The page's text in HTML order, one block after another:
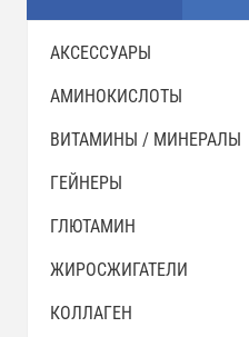
АКСЕССУАРЫ
АМИНОКИСЛОТЫ
ВИТАМИНЫ / МИНЕРАЛЫ
ГЕЙНЕРЫ
ГЛЮТАМИН
ЖИРОСЖИГАТЕЛИ
КОЛЛАГЕН